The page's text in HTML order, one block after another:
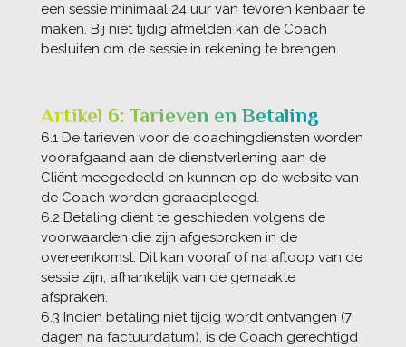
een sessie minimaal 24 uur van tevoren kenbaar te
maken. Bij niet tijdig afmelden kan de Coach
besluiten om de sessie in rekening te brengen.
Artikel 6: Tarieven en Betaling
6.1 De tarieven voor de coachingdiensten worden
voorafgaand aan de dienstverlening aan de
Cliënt meegedeeld en kunnen op de website van
de Coach worden geraadpleegd.
6.2 Betaling dient te geschieden volgens de
voorwaarden die zijn afgesproken in de
overeenkomst. Dit kan vooraf of na afloop van de
sessie zijn, afhankelijk van de gemaakte
afspraken.
6.3 Indien betaling niet tijdig wordt ontvangen (7
dagen na factuurdatum), is de Coach gerechtigd